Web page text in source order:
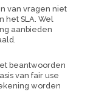
van vragen niet
het SLA. Wel
aanbieden
beantwoorden
van fair use
worden